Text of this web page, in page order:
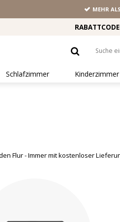
MEHR
Schlafzimmer Kinderzimmer
Flur - Immer mit kostenloser